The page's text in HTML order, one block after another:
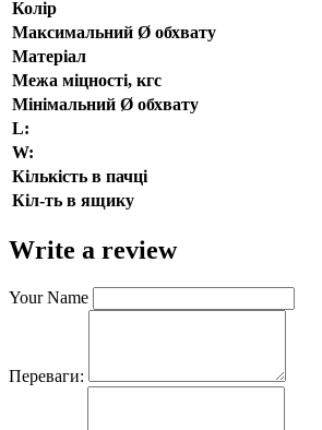
Колір
Максимальний Ø обхвату
Матеріал
Межа міцності, кгс
Мінімальний Ø обхвату
L:
W:
Кількість в пачці
Кіл-ть в ящику
Write a review
Your Name
Переваги: